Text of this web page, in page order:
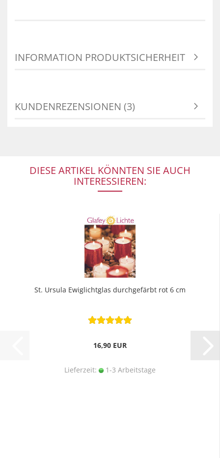
INFORMATION PRODUKTSICHERHEIT
KUNDENREZENSIONEN (3)
DIESE ARTIKEL KÖNNTEN SIE AUCH
INTERESSIEREN:
St. Ursula Ewiglichtglas durchgefärbt rot 6 cm
16,90 EUR
Lieferzeit: 1-3 Arbeitstage